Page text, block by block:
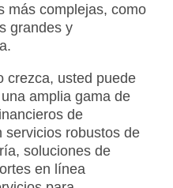
más complejas, como
grandes y
crezca, usted puede
amplia gama de
de
servicios robustos de
soluciones de
en línea